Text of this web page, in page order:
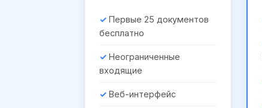
Первые 25 документов
бесплатно
Неограниченные
входящие
Веб-интерфейс